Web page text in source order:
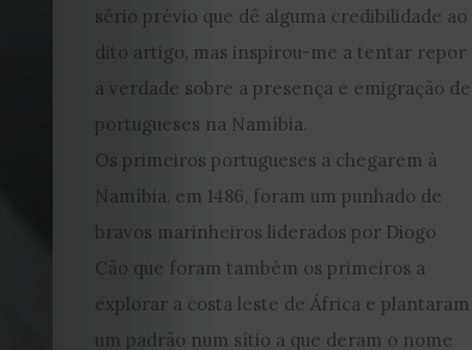
sério prévio que dê alguma credibilidade ao
dito artigo, mas inspirou-me a tentar repor
a verdade sobre a presença e emigração de
portugueses na Namíbia.
Os primeiros portugueses a chegarem à
Namíbia, em 1486, foram um punhado de
bravos marinheiros liderados por Diogo
Cão que foram também os primeiros a
explorar a costa leste de África e plantaram
um padrão num sítio a que deram o nome